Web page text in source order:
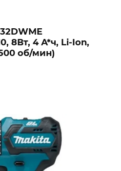
8Вт, 4 А*ч, Li-Ion,
об/мин)